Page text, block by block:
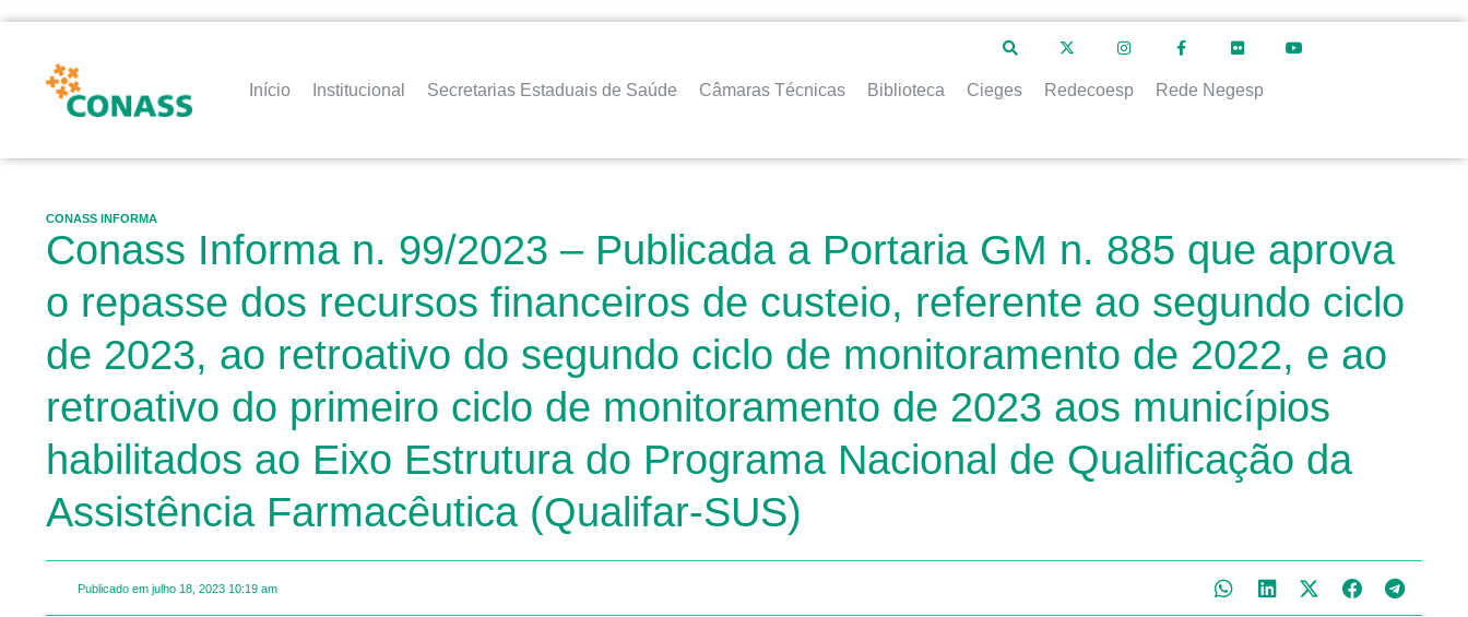
Início Institucional Secretarias Estaduais de Saúde Câmaras Técnicas Biblioteca Cieges Redecoesp Rede Negesp
CONASS INFORMA
Conass Informa n. 99/2023 – Publicada a Portaria GM n. 885 que aprova
o repasse dos recursos financeiros de custeio, referente ao segundo ciclo
de 2023, ao retroativo do segundo ciclo de monitoramento de 2022, e ao
retroativo do primeiro ciclo de monitoramento de 2023 aos municípios
habilitados ao Eixo Estrutura do Programa Nacional de Qualificação da
Assistência Farmacêutica (Qualifar-SUS)
Publicado em julho 18, 2023 10:19 am